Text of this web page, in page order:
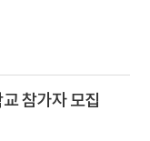
참가자 모집